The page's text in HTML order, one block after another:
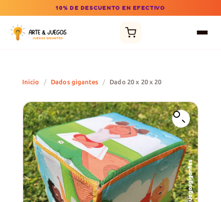
10% DE DESCUENTO EN EFECTIVO
Inicio / Dados gigantes / Dado 20 x 20 x 20